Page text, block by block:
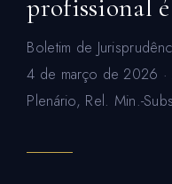
profissional
Boletim de
4 de março de 2026
Plenário, Rel. Min.-